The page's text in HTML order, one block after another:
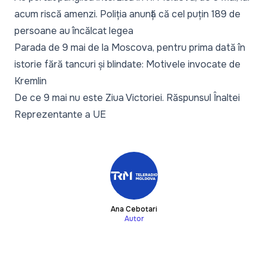
acum riscă amenzi. Poliția anunță că cel puțin 189 de
persoane au încălcat legea
Parada de 9 mai de la Moscova, pentru prima dată în
istorie fără tancuri și blindate: Motivele invocate de
Kremlin
De ce 9 mai nu este Ziua Victoriei. Răspunsul Înaltei
Reprezentante a UE
Ana Cebotari
Autor